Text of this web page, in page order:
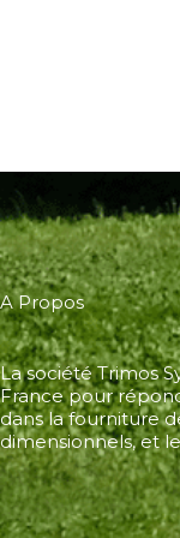
A Propos
La société Trimos
France pour
dans la fourniture
dimensionnels, et